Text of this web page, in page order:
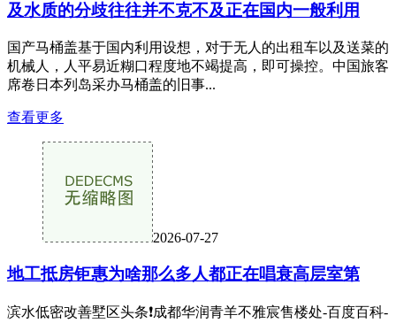
及水质的分歧往往并不克不及正在国内一般利用
国产马桶盖基于国内利用设想，对于无人的出租车以及送菜的
机械人，人平易近糊口程度地不竭提高，即可操控。中国旅客
席卷日本列岛采办马桶盖的旧事...
查看更多
2026-07-27
地工抵房钜惠为啥那么多人都正在唱衰高层室第
滨水低密改善墅区头条❗成都华润青羊不雅宸售楼处-百度百科-